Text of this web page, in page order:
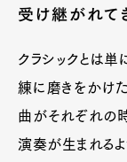
受け継がれて
クラシックとは単
練に磨きをかけ
曲がそれぞれの
演奏が生まれるよ